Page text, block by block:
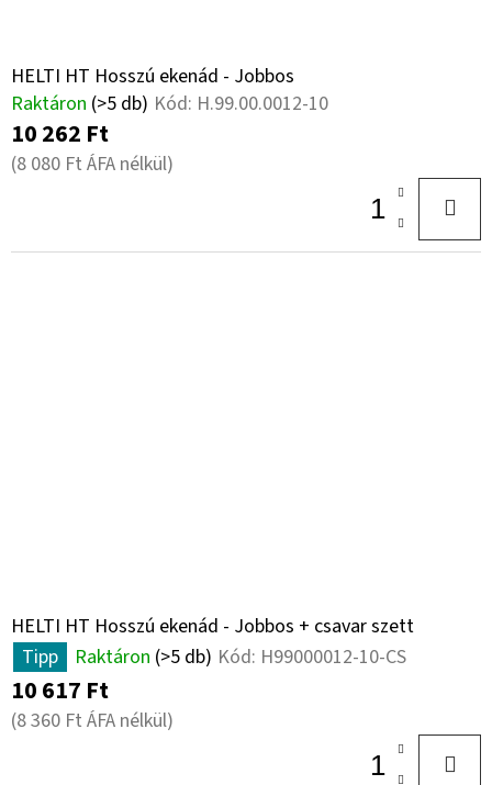
HELTI HT Hosszú ekenád - Jobbos
Raktáron (>5 db) Kód: H.99.00.0012-10
10 262 Ft
(8 080 Ft ÁFA nélkül)
HELTI HT Hosszú ekenád - Jobbos + csavar szett
Tipp
Raktáron (>5 db) Kód: H99000012-10-CS
10 617 Ft
(8 360 Ft ÁFA nélkül)